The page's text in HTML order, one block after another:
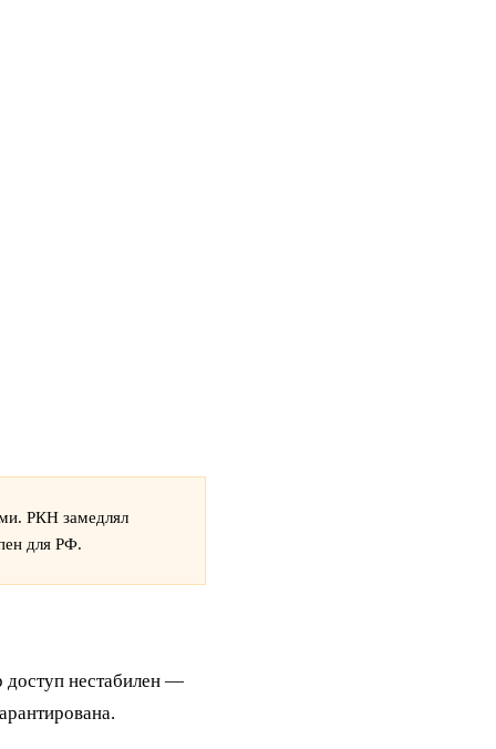
РКН замедлял
для РФ.
доступ нестабилен —